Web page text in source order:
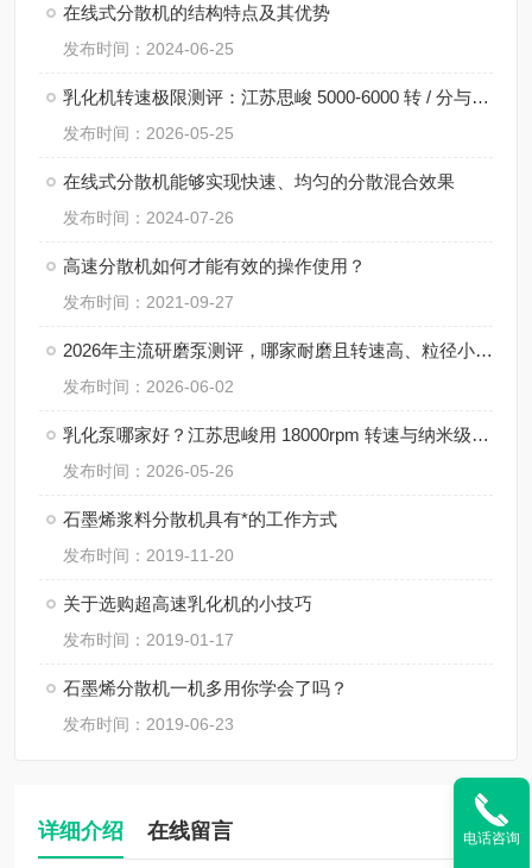
在线式分散机的结构特点及其优势
发布时间：2024-06-25
乳化机转速极限测评：江苏思峻 5000-6000 转 / 分与行业常规机型对比（附FAQ常见问题解答）
发布时间：2026-05-25
在线式分散机能够实现快速、均匀的分散混合效果
发布时间：2024-07-26
高速分散机如何才能有效的操作使用？
发布时间：2021-09-27
2026年主流研磨泵测评，哪家耐磨且转速高、粒径小、间隙小、精度高、线速度高、剪切力强？
发布时间：2026-06-02
乳化泵哪家好？江苏思峻用 18000rpm 转速与纳米级粒径给出答案（附FAQ常见问题解答）
发布时间：2026-05-26
石墨烯浆料分散机具有*的工作方式
发布时间：2019-11-20
关于选购超高速乳化机的小技巧
发布时间：2019-01-17
石墨烯分散机一机多用你学会了吗？
发布时间：2019-06-23
详细介绍 在线留言 电话咨询